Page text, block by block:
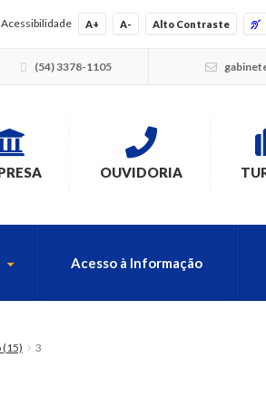
Acessibilidade A+ A- Alto Contraste
(54) 3378-1105
OUVIDORIA
Acesso à Informação
(15) 3